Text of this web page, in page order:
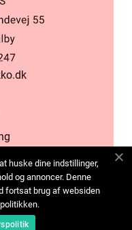
huske dine indstillinger,
og annoncer. Denne
fortsat brug af websiden